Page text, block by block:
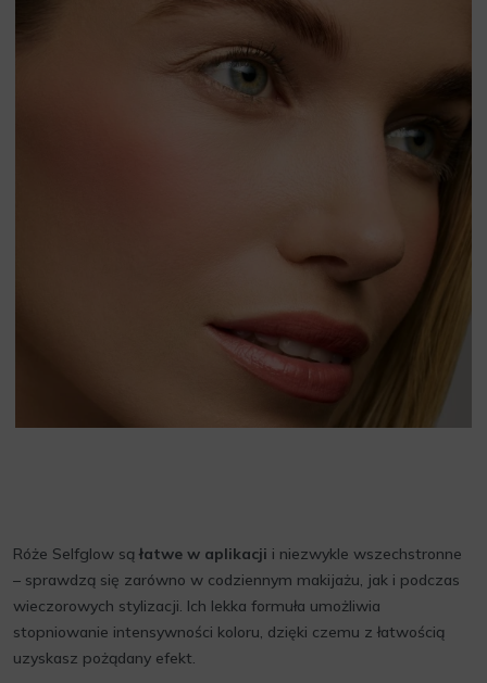
Róże Selfglow są łatwe w aplikacji i niezwykle wszechstronne
– sprawdzą się zarówno w codziennym makijażu, jak i podczas
wieczorowych stylizacji. Ich lekka formuła umożliwia
stopniowanie intensywności koloru, dzięki czemu z łatwością
uzyskasz pożądany efekt.